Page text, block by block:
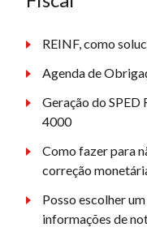
REINF, como
Agenda de
Geração do SPED
4000
Como fazer para
correção
Posso escolher
informações de